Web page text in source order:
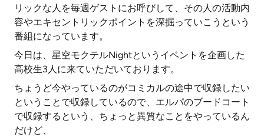
リックな人を毎週ゲストにお呼びして、その人の活動内
容やエキセントリックポイントを深掘っていこうという
番組になっています。
今日は、星空モクテルNightというイベントを企画した
高校生3人に来ていただいております。
ちょうど今やっているのがコミカルの途中で収録したい
ということで収録しているので、エルパのブードコート
で収録するという、ちょっと異質なことをやっているん
だけど、